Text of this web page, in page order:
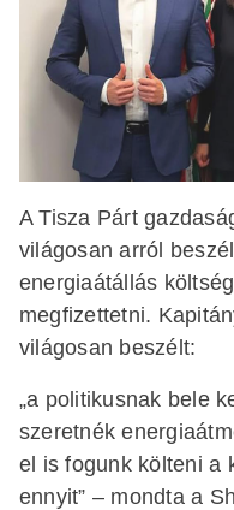
A Tisza Párt
világosan arról
energiaátállás
megfizettetni.
világosan beszélt:
„a politikusnak bele
szeretnék
el is fogunk költeni a
ennyit” – mondta a